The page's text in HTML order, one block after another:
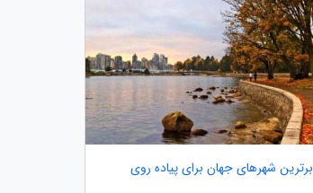
برترین شهرهای جهان برای پیاده روی